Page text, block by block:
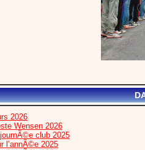
2026
Wensen 2026
club 2025
l’annÃ©e 2025